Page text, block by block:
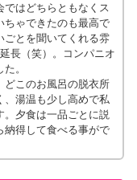
ではどちらともなくス
ちゃできたのも最高で
ごとを聞いてくれる雰
長（笑）。コンパニオ
。
どこのお風呂の脱衣所
、湯温も少し高めで私
。夕食は一品ごとに説
納得して食べる事がで